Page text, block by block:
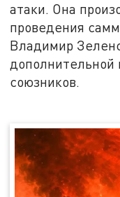
атаки. Она
проведения
Владимир
союзников.